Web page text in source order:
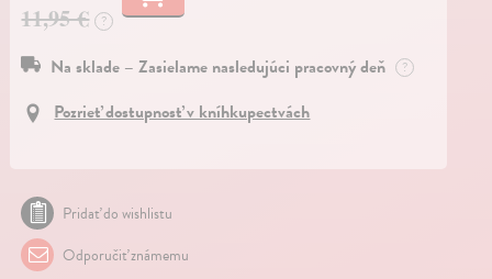
11,95 €
?
Na sklade – Zasielame nasledujúci pracovný deň ?
Pozrieť dostupnosť v kníhkupectvách
Pridať do wishlistu
Odporučiť známemu